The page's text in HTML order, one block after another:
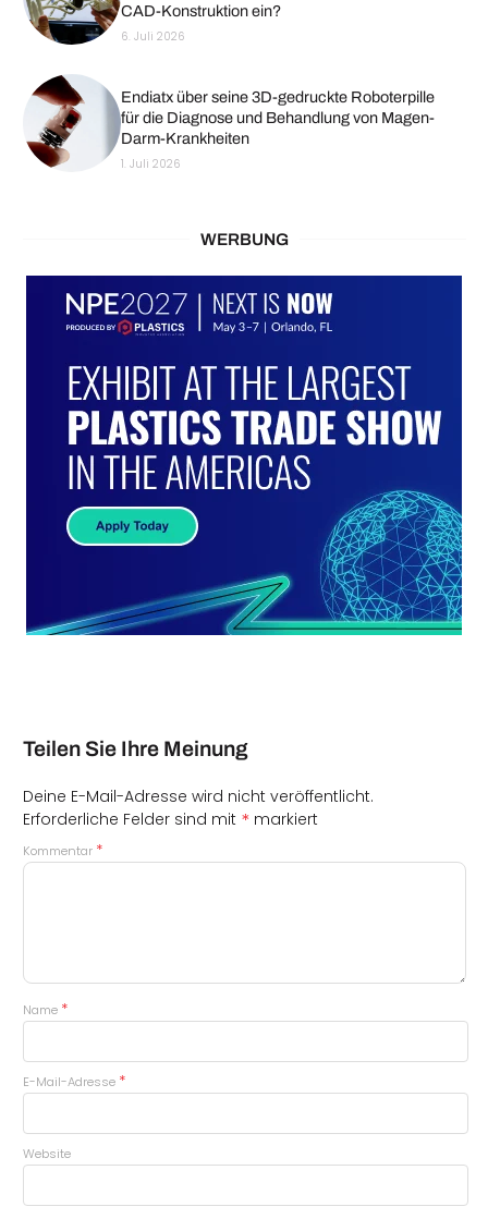
CAD-Konstruktion ein?
6. Juli 2026
Endiatx über seine 3D-gedruckte Roboterpille
für die Diagnose und Behandlung von Magen-
Darm-Krankheiten
1. Juli 2026
WERBUNG
Teilen Sie Ihre Meinung
Deine E-Mail-Adresse wird nicht veröffentlicht.
Erforderliche Felder sind mit * markiert
Kommentar *
Name *
E-Mail-Adresse *
Website